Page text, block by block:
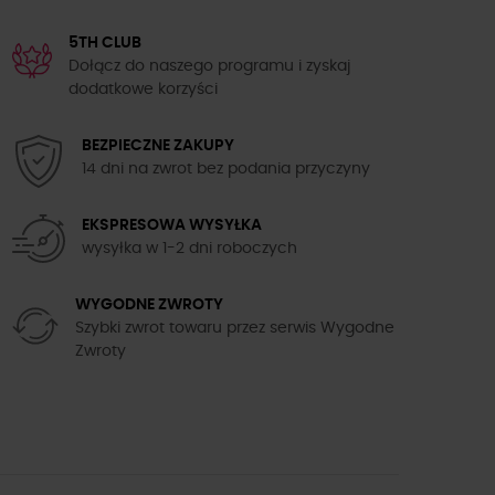
5TH CLUB
Dołącz do naszego programu i zyskaj
dodatkowe korzyści
BEZPIECZNE ZAKUPY
14 dni na zwrot bez podania przyczyny
EKSPRESOWA WYSYŁKA
wysyłka w 1-2 dni roboczych
WYGODNE ZWROTY
Szybki zwrot towaru przez serwis Wygodne
Zwroty